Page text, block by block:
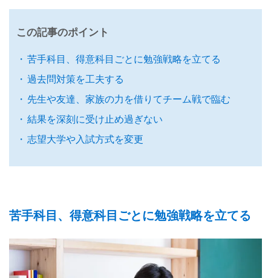
この記事のポイント
苦手科目、得意科目ごとに勉強戦略を立てる
過去問対策を工夫する
先生や友達、家族の力を借りてチーム戦で臨む
結果を深刻に受け止め過ぎない
志望大学や入試方式を変更
苦手科目、得意科目ごとに勉強戦略を立てる